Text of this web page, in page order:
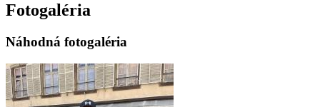
Fotogaléria
Náhodná fotogaléria